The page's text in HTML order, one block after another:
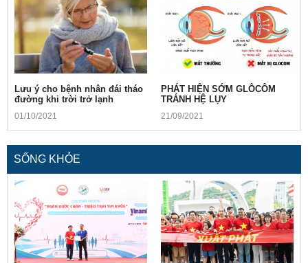
Lưu ý cho bệnh nhân đái tháo
đường khi trời trở lạnh
01/10/2021
PHÁT HIỆN SỚM GLÔCÔM
TRÁNH HỆ LỤY
21/09/2021
SỐNG KHỎE